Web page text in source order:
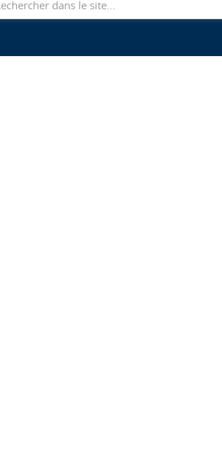
Suivez les bibliothèques de l'EHESP